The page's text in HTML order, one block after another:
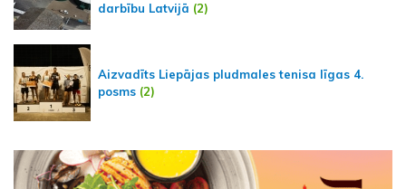
darbību Latvijā (2)
Aizvadīts Liepājas pludmales tenisa līgas 4.
posms (2)